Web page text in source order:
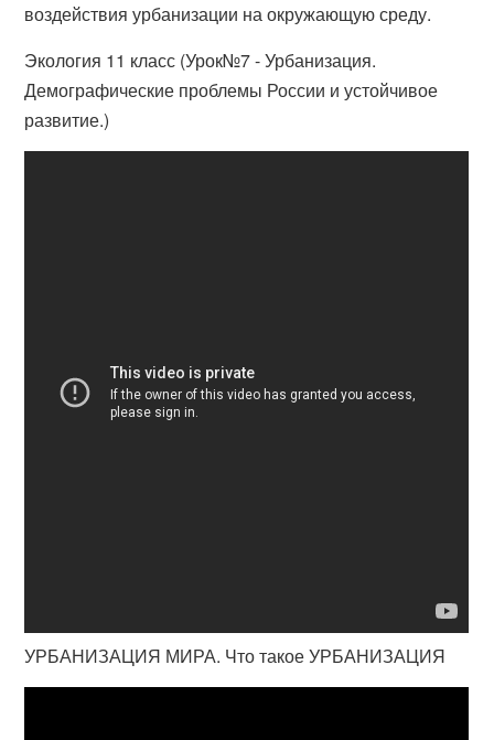
воздействия урбанизации на окружающую среду.
Экология 11 класс (Урок№7 - Урбанизация.
Демографические проблемы России и устойчивое
развитие.)
УРБАНИЗАЦИЯ МИРА. Что такое УРБАНИЗАЦИЯ